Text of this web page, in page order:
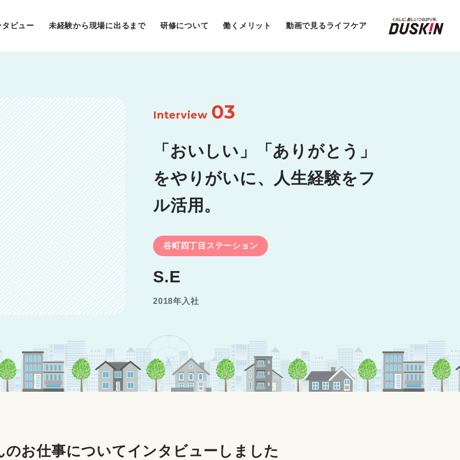
ビュー 未経験から現場に出るまで 研修について 働くメリット 動画で見るライフケア
Interview 03
「おいしい」「ありがとう」
をやりがいに、人生経験をフ
ル活用。
谷町四丁目ステーション
S.E
2018年入社
のお仕事についてインタビューしました